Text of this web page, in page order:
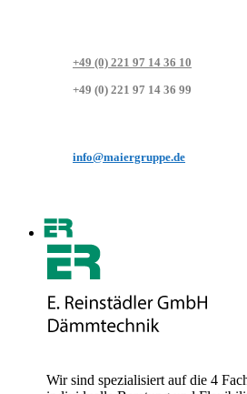
+49 (0) 221 97 14 36 10
+49 (0) 221 97 14 36 99
info@maiergruppe.de
Wir sind spezialisiert auf die 4